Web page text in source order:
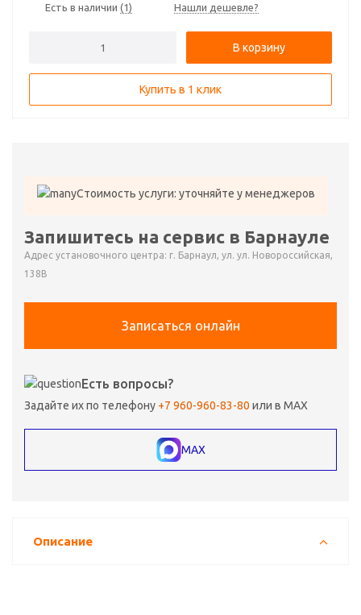
Есть в наличии (1) Нашли дешевле?
В корзину
Купить в 1 клик
Стоимость услуги: уточняйте у менеджеров
Запишитесь на сервис в Барнауле
Адрес установочного центра: г. Барнаул, ул. ул. Новороссийская,
138В
Записаться онлайн
Есть вопросы?
Задайте их по телефону +7 960-960-83-80 или в MAX
MAX
Описание